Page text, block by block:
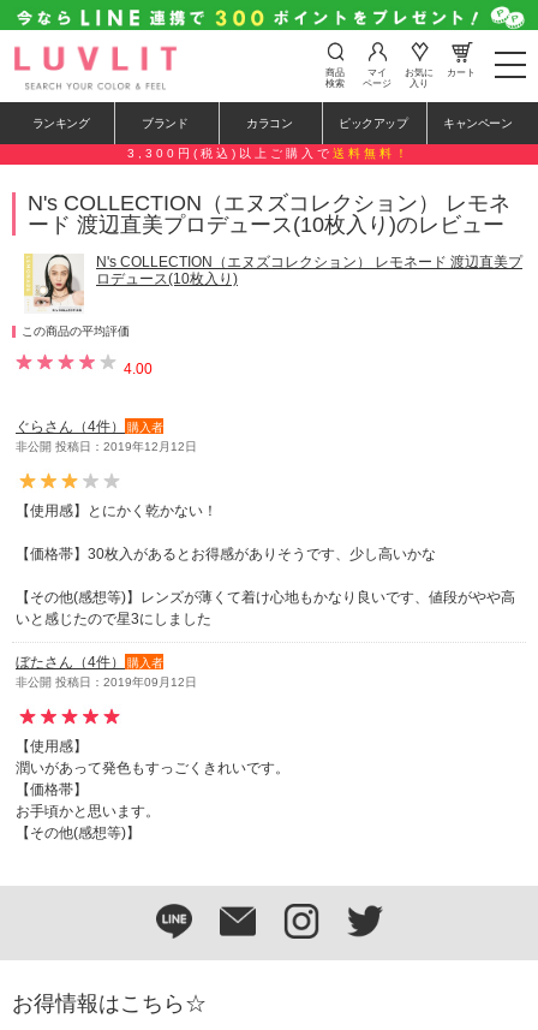
t
o
e
n
a
商品
検索
マイ
ページ
お気に
入り
カート
ランキング ブランド カラコン ピックアップ キャンペーン
3,300円(税込)以上ご購入で 送料無料！
N's COLLECTION（エヌズコレクション） レモネ
ード 渡辺直美プロデュース(10枚入り)のレビュー
N's COLLECTION（エヌズコレクション） レモネード 渡辺直美プ
ロデュース(10枚入り)
この商品の平均評価
4.00
ぐらさん（4件）
購入者
非公開 投稿日：2019年12月12日
【使用感】とにかく乾かない！
【価格帯】30枚入があるとお得感がありそうです、少し高いかな
【その他(感想等)】レンズが薄くて着け心地もかなり良いです、値段がやや高
いと感じたので星3にしました
ぼたさん（4件）
購入者
非公開 投稿日：2019年09月12日
【使用感】
潤いがあって発色もすっごくきれいです。
【価格帯】
お手頃かと思います。
【その他(感想等)】
お得情報はこちら☆